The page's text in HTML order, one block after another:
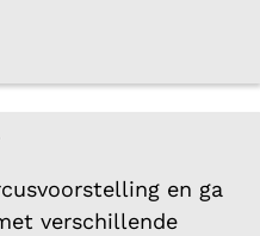
en ga
verschillende